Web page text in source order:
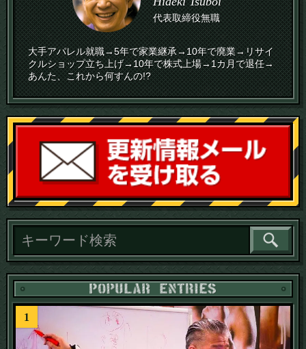
代表取締役無職
大手アパレル就職→5年で家業継承→10年で廃業→リサイ
クルショップ立ち上げ→10年で株式上場→1カ月で退任→
あんた、これから何すんの!?
読
1